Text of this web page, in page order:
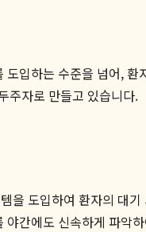
입하는 수준을 넘어, 환
주자로 만들고 있습니다.
을 도입하여 환자의 대
간에도 신속하게 파악